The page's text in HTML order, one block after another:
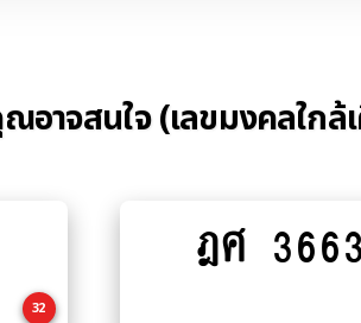
อาจสนใจ (เลขมงคลใกล้
32
Add
to
ฎศ